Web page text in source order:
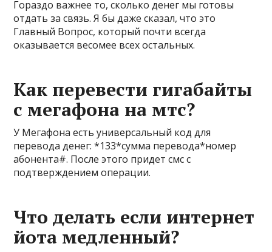
Гораздо важнее то, сколько денег мы готовы
отдать за связь. Я бы даже сказал, что это
Главный Вопрос, который почти всегда
оказывается весомее всех остальных.
Как перевести гигабайты
с мегафона на мтс?
У Мегафона есть универсальный код для
перевода денег: *133*сумма перевода*номер
абонента#. После этого придет смс с
подтверждением операции.
Что делать если интернет
йота медленный?